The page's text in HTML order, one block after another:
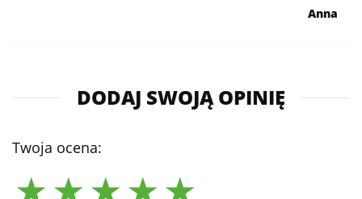
Anna
DODAJ SWOJĄ OPINIĘ
Twoja ocena: